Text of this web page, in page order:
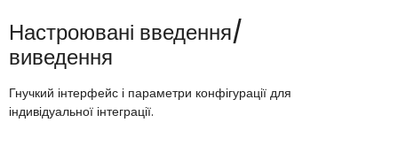
Настроювані введення/
виведення
Гнучкий інтерфейс і параметри конфігурації для
індивідуальної інтеграції.